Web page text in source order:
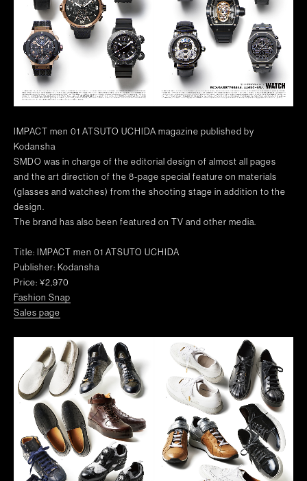
IMPACT men 01 ATSUTO UCHIDA magazine published by
Kodansha
SMDO was in charge of the editorial design of almost all pages
and the art direction of the 8-page special feature on materials
(glasses and watches) from the shooting stage in addition to the
design.
The brand has also been featured on TV and other media.
Title: IMPACT men 01 ATSUTO UCHIDA
Publisher: Kodansha
Price: ¥2,970
Fashion Snap
Sales page